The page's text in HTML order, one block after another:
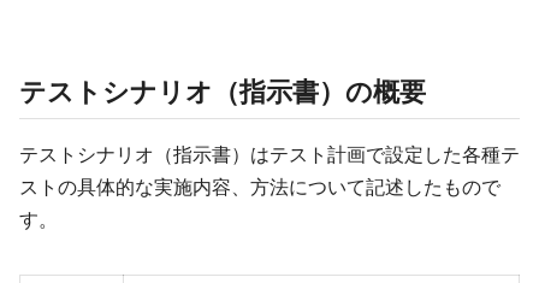
テストシナリオ（指示書）の概要
テストシナリオ（指示書）はテスト計画で設定した各種テ
ストの具体的な実施内容、方法について記述したもので
す。